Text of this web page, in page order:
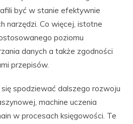
być w stanie efektywnie
narzędzi. Co więcej, istotne
poziomu
danych a także zgodności
przepisów.
spodziewać dalszego rozwoju
machine uczenia
w procesach księgowości. Te